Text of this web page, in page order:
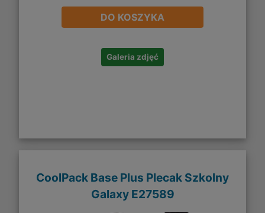
DO KOSZYKA
Galeria zdjęć
CoolPack Base Plus Plecak Szkolny
Galaxy E27589